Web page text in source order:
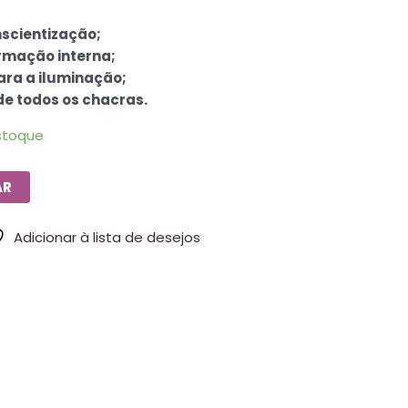
interna;
a iluminação;
todos os chacras.
Adicionar à lista de desejos